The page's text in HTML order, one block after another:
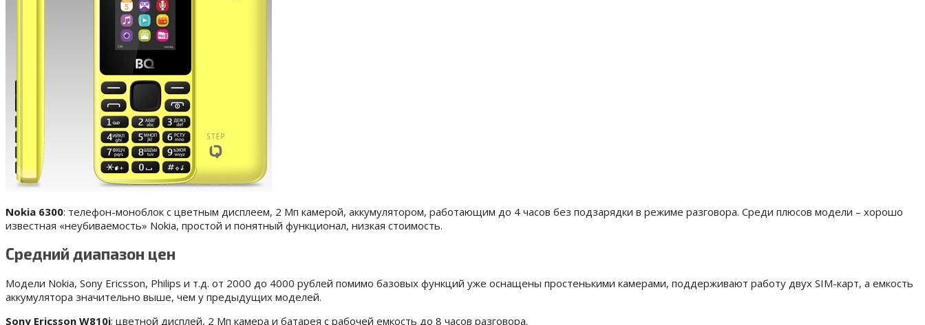
Nokia 6300: телефон-моноблок с цветным дисплеем, 2 Мп камерой, аккумулятором, работающим до 4 часов без подзарядки в режиме разговора. Среди плюсов модели – хорошо
известная «неубиваемость» Nokia, простой и понятный функционал, низкая стоимость.
Средний диапазон цен
Модели Nokia, Sony Ericsson, Philips и т.д. от 2000 до 4000 рублей помимо базовых функций уже оснащены простенькими камерами, поддерживают работу двух SIM-карт, а емкость
аккумулятора значительно выше, чем у предыдущих моделей.
Sony Ericsson W810i: цветной дисплей, 2 Мп камера и батарея с рабочей емкость до 8 часов разговора.